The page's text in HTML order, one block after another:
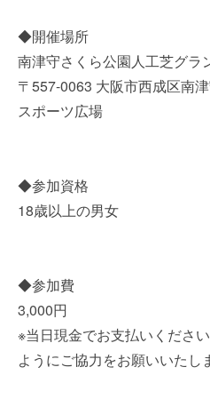
◆開催場所
南津守さくら公園人工芝グラ
〒557-0063 大阪市西成区南
スポーツ広場
◆参加資格
18歳以上の男女
◆参加費
3,000円
※当日現金でお支払いくださ
ようにご協力をお願いいたし